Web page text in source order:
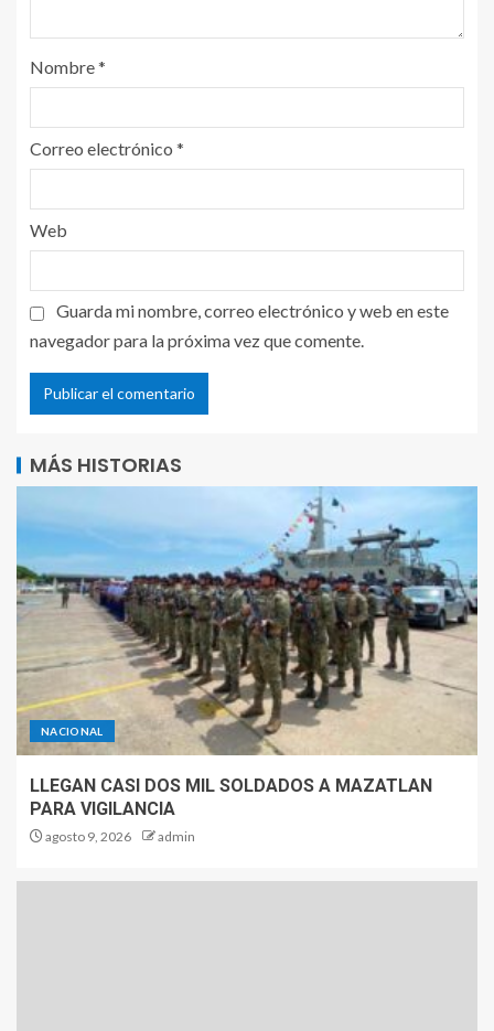
Nombre*
Correo electrónico *
Web
Guarda mi nombre, correo electrónico y web en este
navegador para la próxima vez que comente.
MÁS HISTORIAS
NACIONAL
LLEGAN CASI DOS MIL SOLDADOS A MAZATLAN
PARA VIGILANCIA
agosto 9, 2026 admin